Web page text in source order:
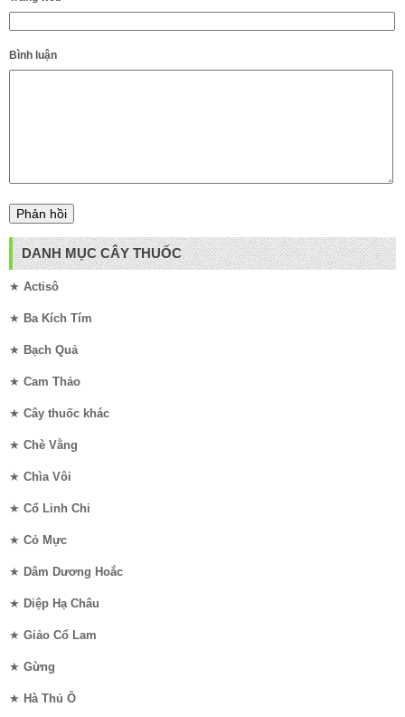
Bình luận
DANH MỤC CÂY THUỐC
★ Actisô
★ Ba Kích Tím
★ Bạch Quả
★ Cam Thảo
★ Cây thuốc khác
★ Chè Vằng
★ Chìa Vôi
★ Cổ Linh Chi
★ Cỏ Mực
★ Dâm Dương Hoắc
★ Diệp Hạ Châu
★ Giảo Cổ Lam
★ Gừng
★ Hà Thủ Ô